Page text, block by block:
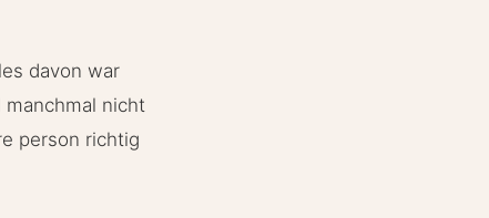
davon war
nicht
person richtig